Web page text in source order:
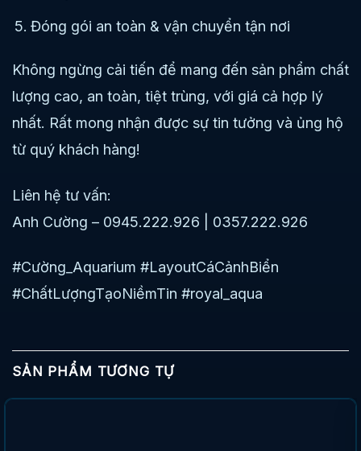
Đóng gói an toàn & vận chuyển tận nơi
Không ngừng cải tiến để mang đến sản phẩm chất
lượng cao, an toàn, tiệt trùng, với giá cả hợp lý
nhất. Rất mong nhận được sự tin tưởng và ủng hộ
từ quý khách hàng!
Liên hệ tư vấn:
Anh Cường – 0945.222.926 | 0357.222.926
#Cường_Aquarium #LayoutCáCảnhBiển
#ChấtLượngTạoNiềmTin #royal_aqua
SẢN PHẨM TƯƠNG TỰ